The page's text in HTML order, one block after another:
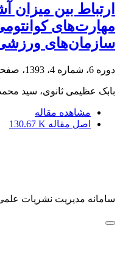
ارتباط بین میزان
مهارت‌های
سازمان‌های
دوره 6، شماره 4، 1393، صفحه
بابک عظیمی ثانوی، سید
مشاهده مقاله
اصل مقاله 130.67 K
سامانه مدیریت نشریات